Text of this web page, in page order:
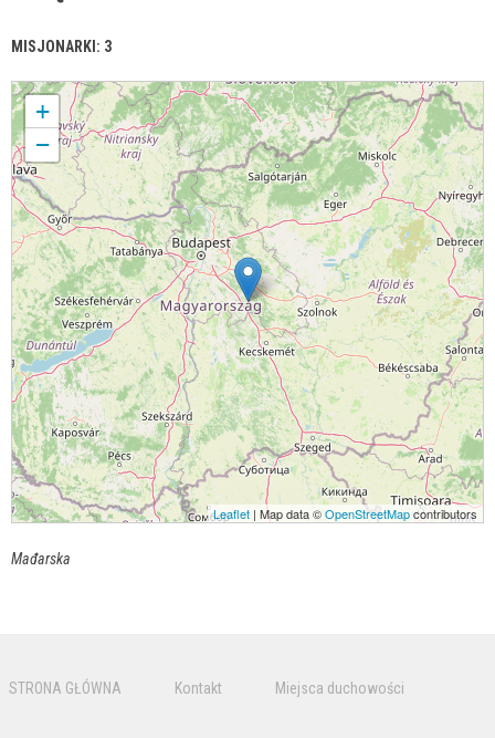
MISJONARKI: 3
WĘGRY
+
−
Leaflet | Map data ©OpenStreetMapcontributors
Mađarska
STRONA GŁÓWNA Kontakt Miejsca duchowości